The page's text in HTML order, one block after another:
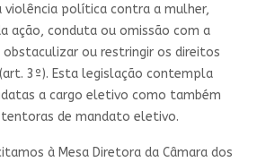
violência política contra a mulher,
ação, conduta ou omissão com a
obstaculizar ou restringir os direitos
3º). Esta legislação contempla
a cargo eletivo como também
de mandato eletivo.
à Mesa Diretora da Câmara dos